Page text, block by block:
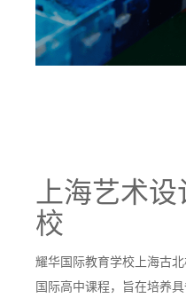
上海艺术
校
耀华国际教育学校上海古
国际高中课程，旨在培养